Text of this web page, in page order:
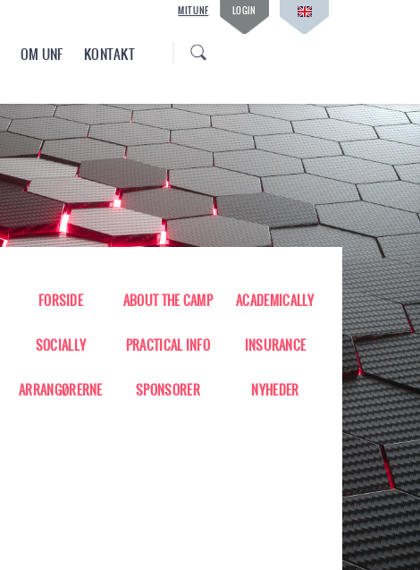
OM UNF KONTAKT
MIT UNF LOGIN
FORSIDE ABOUT THE CAMP ACADEMICALLY
SOCIALLY PRACTICAL INFO INSURANCE
ARRANGØRERNE SPONSORER NYHEDER